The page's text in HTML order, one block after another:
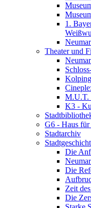
1.
Theater und
M.U.T.
K3 -
G6 - Haus
Stadtarchiv
Die
Die
Zeit
Die